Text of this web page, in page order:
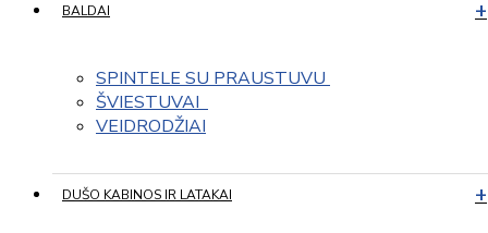
BALDAI
SPINTELE SU PRAUSTUVU
ŠVIESTUVAI
VEIDRODŽIAI
DUŠO KABINOS IR LATAKAI